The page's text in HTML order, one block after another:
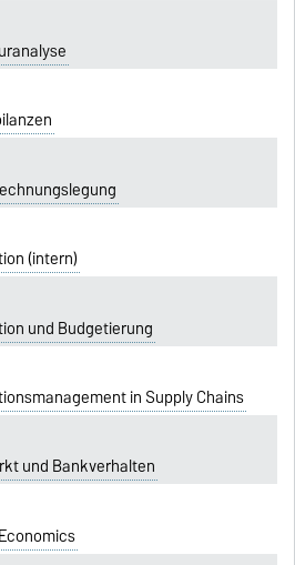
(intern)
und Budgetierung
in Supply Chains
und Bankverhalten